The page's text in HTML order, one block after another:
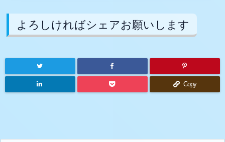
よろしければシェアお願いします
Copy